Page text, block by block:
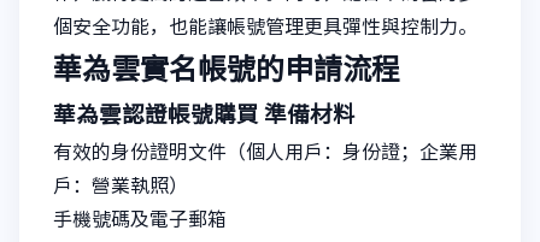
個安全功能，也能讓帳號管理更具彈性與控制力。
華為雲實名帳號的申請流程
華為雲認證帳號購買 準備材料
有效的身份證明文件（個人用戶：身份證；企業用
戶：營業執照）
手機號碼及電子郵箱